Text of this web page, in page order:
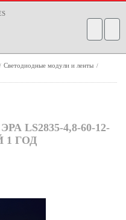
/ Светодиодные модули и ленты /
LS2835-4,8-60-12-
1 ГОД